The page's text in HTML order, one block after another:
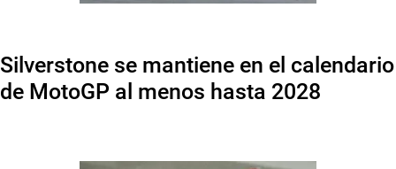
Silverstone se mantiene en el calendario
de MotoGP al menos hasta 2028